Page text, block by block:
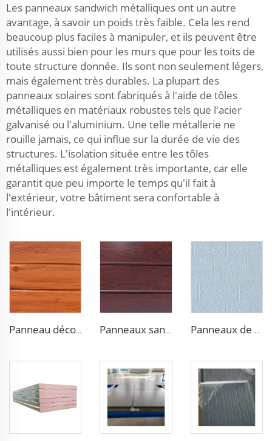
Les panneaux sandwich métalliques ont un autre
avantage, à savoir un poids très faible. Cela les rend
beaucoup plus faciles à manipuler, et ils peuvent être
utilisés aussi bien pour les murs que pour les toits de
toute structure donnée. Ils sont non seulement légers,
mais également très durables. La plupart des
panneaux solaires sont fabriqués à l'aide de tôles
métalliques en matériaux robustes tels que l'acier
galvanisé ou l'aluminium. Une telle métallerie ne
rouille jamais, ce qui influe sur la durée de vie des
structures. L'isolation située entre les tôles
métalliques est également très importante, car elle
garantit que peu importe le temps qu'il fait à
l'extérieur, votre bâtiment sera confortable à
l'intérieur.
Panneau décoratif étanche pour mur extérieur en mousse de polyuréthane (PU) revêtement métallique pour chambre froide Panneaux sandwich décoratifs en mousse de polyuréthane pour les murs extérieurs, revêtement composite métallique pour la rénovation de maison Panneaux de Revêtement Métalliques Galvanisés Panneaux de Toiture et de Mur Extérieurs pour Maisons Préfabriquées Panneaux Sandwich Extérieurs en Polyuréthane